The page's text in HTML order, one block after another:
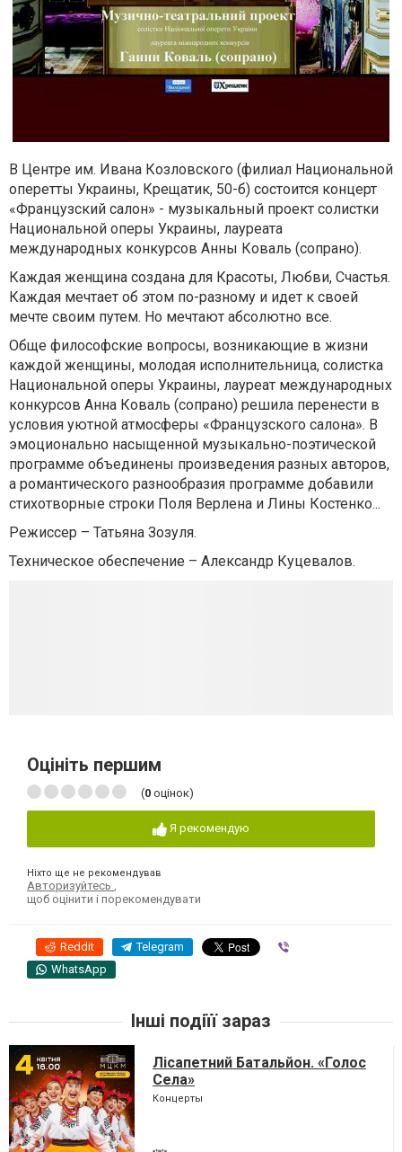
В Центре им. Ивана Козловского (филиал Национальной
оперетты Украины, Крещатик, 50-б) состоится концерт
«Французский салон» - музыкальный проект солистки
Национальной оперы Украины, лауреата
международных конкурсов Анны Коваль (сопрано).
Каждая женщина создана для Красоты, Любви, Счастья.
Каждая мечтает об этом по-разному и идет к своей
мечте своим путем. Но мечтают абсолютно все.
Обще философские вопросы, возникающие в жизни
каждой женщины, молодая исполнительница, солистка
Национальной оперы Украины, лауреат международных
конкурсов Анна Коваль (сопрано) решила перенести в
условия уютной атмосферы «Французского салона». В
эмоционально насыщенной музыкально-поэтической
программе объединены произведения разных авторов,
а романтического разнообразия программе добавили
стихотворные строки Поля Верлена и Лины Костенко...
Режиссер – Татьяна Зозуля.
Техническое обеспечение – Александр Куцевалов.
Оцініть першим
(0 оцінок)
Я рекомендую
Ніхто ще не рекомендував
Авторизуйтесь
щоб оцінити і порекомендувати
Reddit Telegram
WhatsApp
Інші подіїї зараз
Лісапетний Батальйон. «Голос
Села»
Концерты